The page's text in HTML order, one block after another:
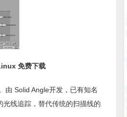
免费下载
由 Solid Angle开发，已有知名
线追踪，替代传统的扫描线的